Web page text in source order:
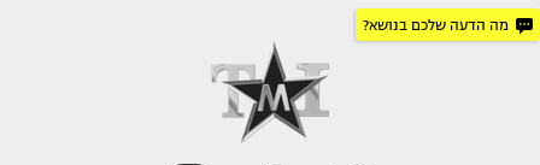
מה הדעה שלכם בנושא?